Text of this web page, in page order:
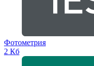
Фотометрия
2 Кб